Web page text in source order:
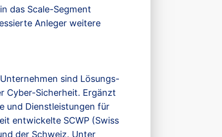
das Scale-Segment
Anleger weitere
sind Lösungs-
Cyber-Sicherheit. Ergänzt
und Dienstleistungen für
entwickelte SCWP (Swiss
der Schweiz. Unter